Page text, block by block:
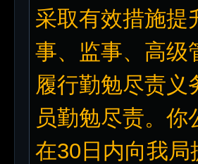
采取有效措施提
事、监事、高级
履行勤勉尽责义
员勤勉尽责。
在30日内向我